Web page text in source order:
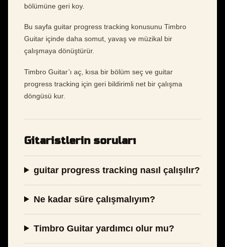
bölümüne geri koy.
Bu sayfa guitar progress tracking konusunu Timbro
Guitar içinde daha somut, yavaş ve müzikal bir
çalışmaya dönüştürür.
Timbro Guitar’ı aç, kısa bir bölüm seç ve guitar
progress tracking için geri bildirimli net bir çalışma
döngüsü kur.
Gitaristlerin soruları
guitar progress tracking nasıl çalışılır?
Ne kadar süre çalışmalıyım?
Timbro Guitar yardımcı olur mu?